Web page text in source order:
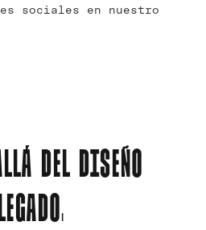
sociales en nuestro
DEL DISEÑO